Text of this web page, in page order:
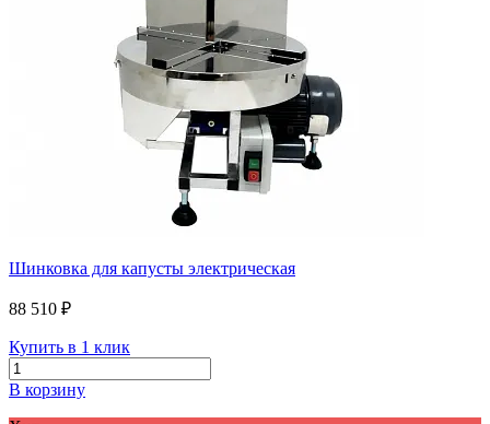
Шинковка для капусты электрическая
88 510 ₽
Купить в 1 клик
В корзину